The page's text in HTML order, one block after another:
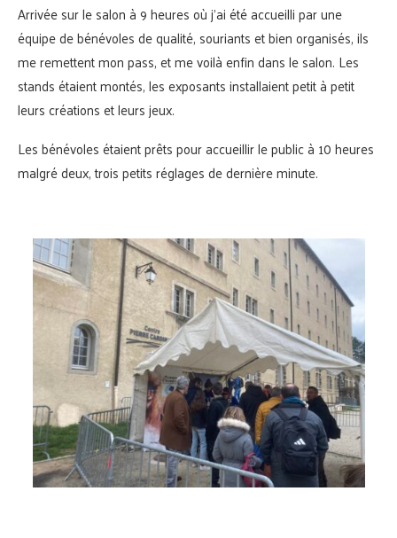
Arrivée sur le salon à 9 heures où j’ai été accueilli par une
équipe de bénévoles de qualité, souriants et bien organisés, ils
me remettent mon pass, et me voilà enfin dans le salon. Les
stands étaient montés, les exposants installaient petit à petit
leurs créations et leurs jeux.
Les bénévoles étaient prêts pour accueillir le public à 10 heures
malgré deux, trois petits réglages de dernière minute.